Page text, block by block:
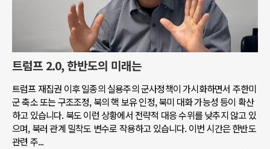
트럼프 2.0, 한반도의 미래는
트럼프 재집권 이후 일종의 실용주의 군사정책이 가시화하면서 주한미
군 축소 또는 구조조정, 북의 핵 보유 인정, 북미 대화 가능성 등이 확산
하고 있습니다. 북도 이런 상황에서 전략적 대응 수위를 낮추지 않고 있
으며, 북러 관계 밀착도 변수로 작용하고 있습니다. 이번 시간은 한반도
관련 주...